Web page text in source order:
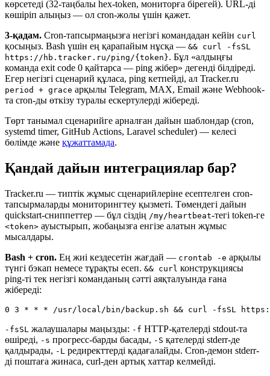
көрсетеді (32-таңбалы hex-token, мониторға бірегей). URL-ді
көшіріп алыңыз — ол cron-жолы үшін қажет.
3-қадам. Cron-тапсырмаңызға негізгі командадан кейін curl
қосыңыз. Bash үшін ең қарапайым нұсқа — && curl -fsSL
https://hb.tracker.ru/ping/{token}. Бұл «алдыңғы
команда exit code 0 қайтарса — ping жібер» дегенді білдіреді.
Егер негізгі сценарий құласа, ping кетпейді, ал Tracker.ru
period + grace арқылы Telegram, MAX, Email және Webhook-
та cron-ды өткізу туралы ескертулерді жібереді.
Төрт танымал сценарийге арналған дайын шаблондар (cron,
systemd timer, GitHub Actions, Laravel scheduler) — келесі
бөлімде және құжаттамада.
Қандай дайын интеграциялар бар?
Tracker.ru — типтік жұмыс сценарийлеріне есептелген cron-
тапсырмаларды мониторингтеу қызметі. Төмендегі дайын
quickstart-сниппеттер — бұл сіздің /my/heartbeat-тегі token-ге
<token> ауыстырып, жобаңызға енгізе алатын жұмыс
мысалдары.
Bash + cron. Ең жиі кездесетін жағдай — crontab -e арқылы
түнгі бэкап немесе тұрақты есеп. && curl конструкциясы
ping-ті тек негізгі команданың сәтті аяқталуында ғана
жібереді:
-fsSL жалаушалары маңызды: -f HTTP-қателерді stdout-та
өшіреді, -s прогресс-барды басады, -S қателерді stderr-де
қалдырады, -L редиректтерді қадағалайды. Cron-демон stderr-
ді поштаға жинаса, curl-ден артық хаттар келмейді.